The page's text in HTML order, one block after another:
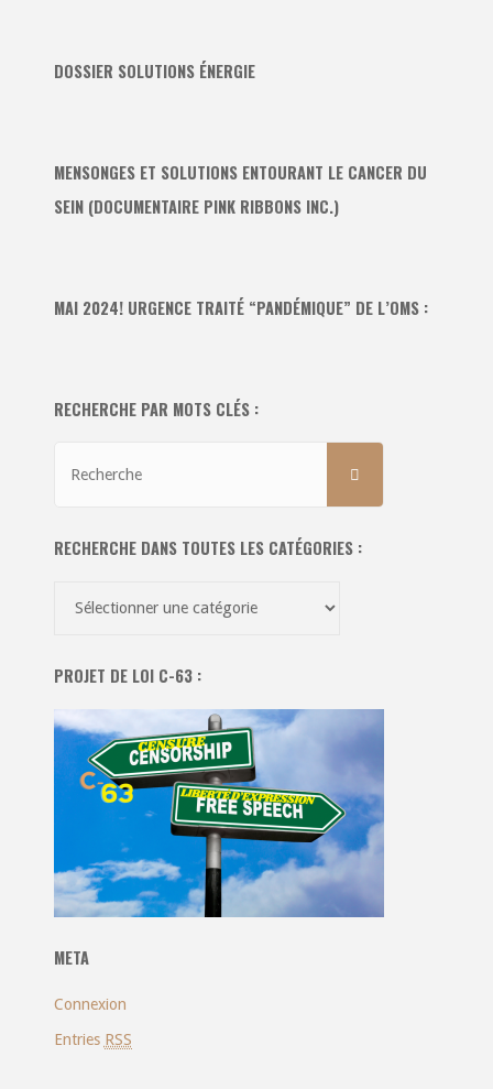
DOSSIER SOLUTIONS ÉNERGIE
MENSONGES ET SOLUTIONS ENTOURANT LE CANCER DU
SEIN (DOCUMENTAIRE PINK RIBBONS INC.)
MAI 2024! URGENCE TRAITÉ “PANDÉMIQUE” DE L’OMS :
RECHERCHE PAR MOTS CLÉS :
RECHERCHE
RECHERCHE DANS TOUTES LES CATÉGORIES :
les
:
PROJET DE LOI C-63 :
META
Connexion
Entries RSS